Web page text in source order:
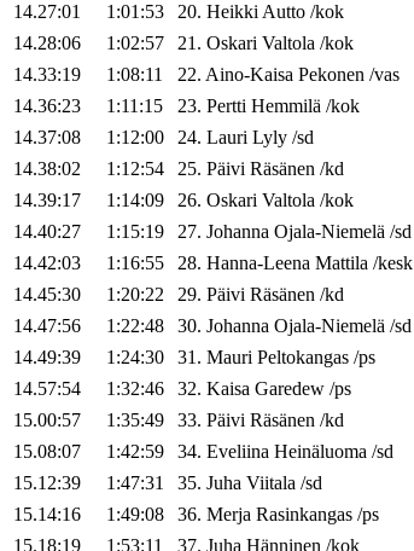
14.27:01
1:01:53 20. HeikkiAutto /kok
14.28:06
1:02:57 21. Oskari Valtola /kok
14.33:19
1:08:11 22. Aino-Kaisa Pekonen /vas
14.36:23
1:11:15 23. Pertti Hemmilä /kok
14.37:08
1:12:00 24. Lauri Lyly /sd
14.38:02
1:12:54 25. Päivi Räsänen /kd
14.39:17
1:14:09 26. Oskari Valtola /kok
14.40:27
1:15:19 27. Johanna Ojala-Niemelä /sd
14.42:03
1:16:55 28. Hanna-Leena Mattila /kesk
14.45:30
1:20:22 29. Päivi Räsänen /kd
14.47:56
1:22:48 30. Johanna Ojala-Niemelä /sd
14.49:39
1:24:30 31. Mauri Peltokangas /ps
14.57:54
1:32:46 32. Kaisa Garedew /ps
15.00:57
1:35:49 33. Päivi Räsänen /kd
15.08:07
1:42:59 34. Eveliina Heinäluoma /sd
15.12:39
1:47:31 35. Juha Viitala /sd
15.14:16
1:49:08 36. Merja Rasinkangas /ps
15.18:19
1:53:11 37. Juha Hänninen /kok